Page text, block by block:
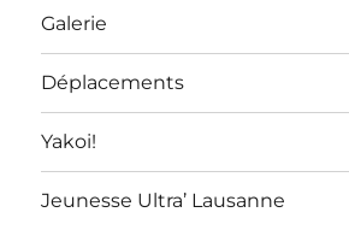
Galerie
Déplacements
Yakoi!
Jeunesse Ultra’ Lausanne